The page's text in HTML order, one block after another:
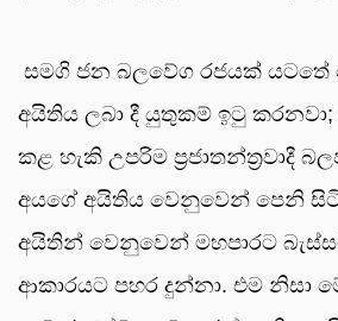
සමගි ජන බලවේග රජයක් යටතේ
අයිතිය ලබා දී යුතුකම් ඉටු
කළ හැකි උපරිම ප්‍රජාතන්ත්‍රවාදී
අයගේ අයිතිය වෙනුවෙන් පෙනි
අයිතින් වෙනුවෙන් මහපාරට
ආකාරයට පහර දුන්නා. එම නිසා